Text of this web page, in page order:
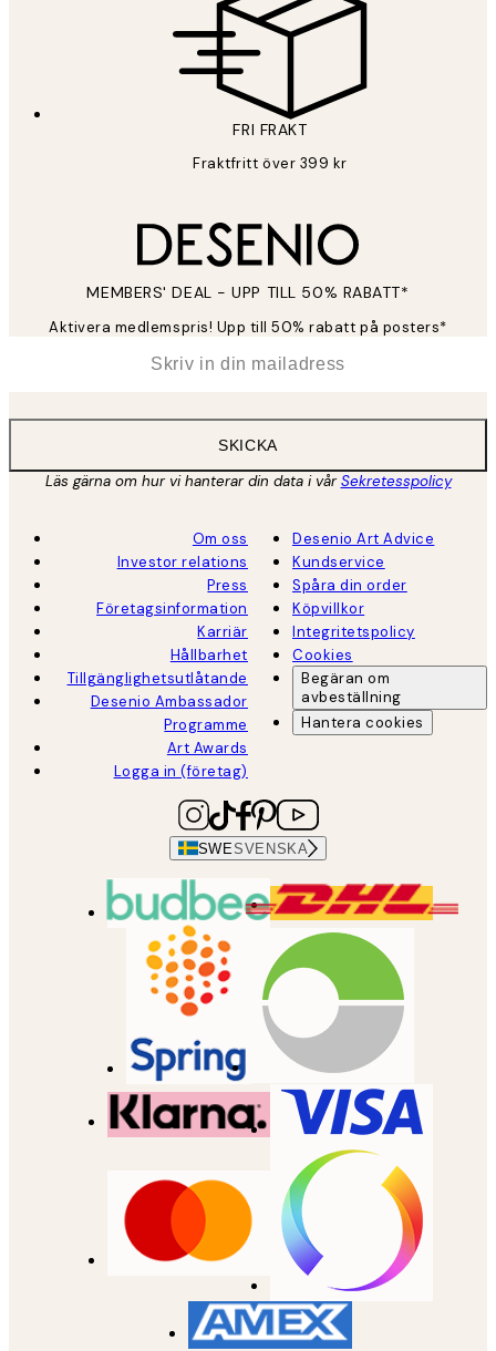
FRI FRAKT
Fraktfritt över 399 kr
MEMBERS' DEAL - UPP TILL 50% RABATT*
Aktivera medlemspris! Upp till 50% rabatt på posters*
SKICKA
Läs gärna om hur vi hanterar din data i vårSekretesspolicy
Om oss
Investor relations
Press
Företagsinformation
Karriär
Hållbarhet
Tillgänglighetsutlåtande
Desenio Ambassador
Programme
Art Awards
Logga in (företag)
Desenio Art Advice
Kundservice
Spåra din order
Köpvillkor
Integritetspolicy
Cookies
Begäran om
avbeställning
Hantera cookies
SWESVENSKA